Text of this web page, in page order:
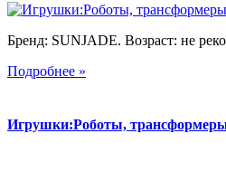
Бренд: SUNJADE. Возраст: не
Подробнее »
Игрушки:Роботы,